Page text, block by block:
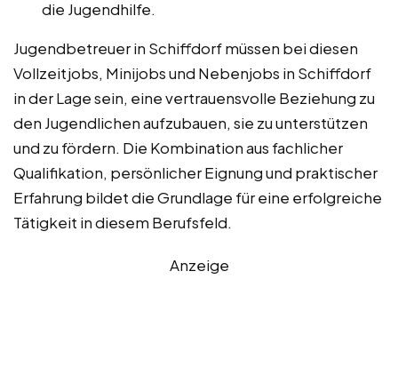
die Jugendhilfe.
Jugendbetreuer in Schiffdorf müssen bei diesen
Vollzeitjobs, Minijobs und Nebenjobs in Schiffdorf
in der Lage sein, eine vertrauensvolle Beziehung zu
den Jugendlichen aufzubauen, sie zu unterstützen
und zu fördern. Die Kombination aus fachlicher
Qualifikation, persönlicher Eignung und praktischer
Erfahrung bildet die Grundlage für eine erfolgreiche
Tätigkeit in diesem Berufsfeld.
Anzeige